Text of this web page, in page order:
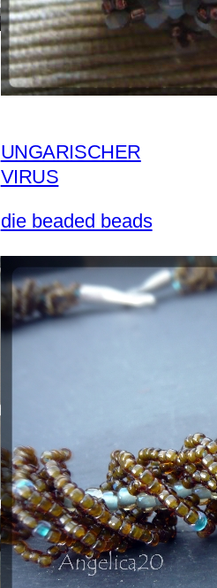
UNGARISCHER
VIRUS
die beaded beads